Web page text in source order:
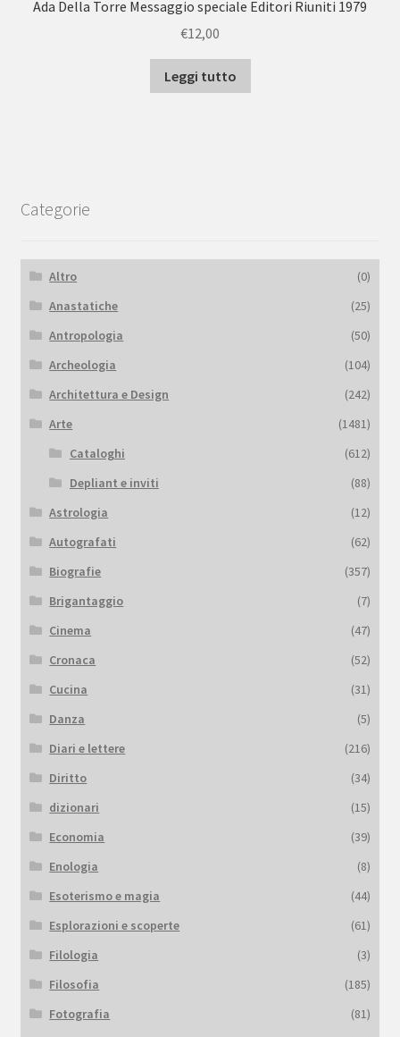
Ada Della Torre Messaggio speciale Editori Riuniti 1979
€12,00
Leggi tutto
Categorie
Altro
(0)
Anastatiche
(25)
Antropologia
(50)
Archeologia
(104)
Architettura e Design
(242)
Arte
(1481)
Cataloghi
(612)
Depliant e inviti
(88)
Astrologia
(12)
Autografati
(62)
Biografie
(357)
Brigantaggio
(7)
Cinema
(47)
Cronaca
(52)
Cucina
(31)
Danza
(5)
Diari e lettere
(216)
Diritto
(34)
dizionari
(15)
Economia
(39)
Enologia
(8)
Esoterismo e magia
(44)
Esplorazioni e scoperte
(61)
Filologia
(3)
Filosofia
(185)
Fotografia
(81)